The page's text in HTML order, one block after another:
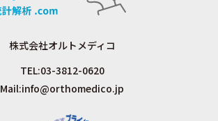
株式会社オルトメディコ
TEL:03-3812-0620
Mail:info@orthomedico.jp